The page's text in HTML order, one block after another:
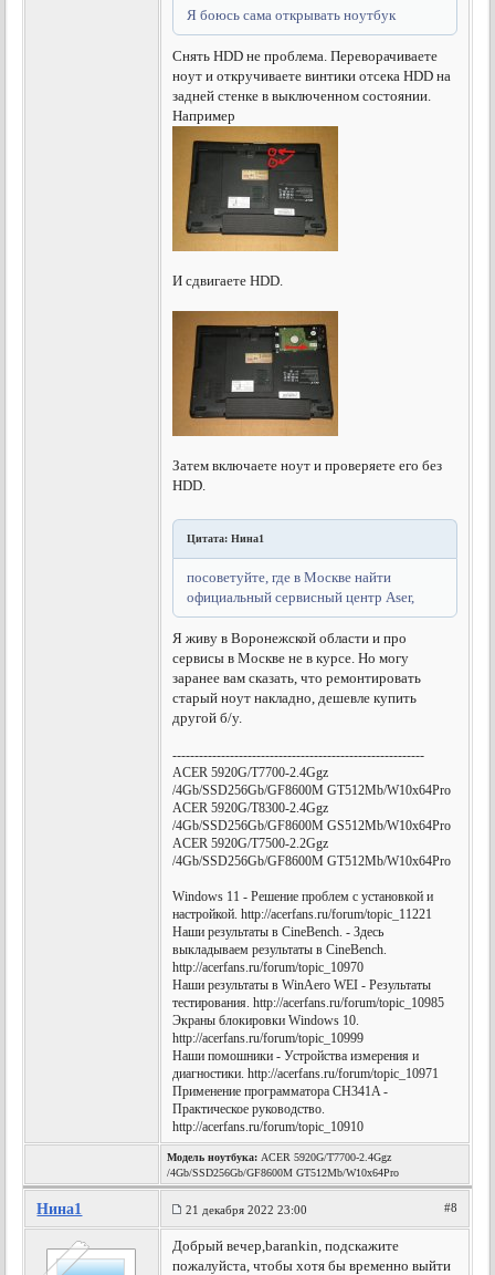
Я боюсь сама открывать ноутбук
Снять HDD не проблема. Переворачиваете
ноут и откручиваете винтики отсека HDD на
задней стенке в выключенном состоянии.
Например
И сдвигаете HDD.
Затем включаете ноут и проверяете его без
HDD.
Цитата: Нина1
посоветуйте, где в Москве найти
официальный сервисный центр Aser,
Я живу в Воронежской области и про
сервисы в Москве не в курсе. Но могу
заранее вам сказать, что ремонтировать
старый ноут накладно, дешевле купить
другой б/у.
---------------------------------------------------------
ACER 5920G/T7700-2.4Ggz
/4Gb/SSD256Gb/GF8600M GT512Mb/W10x64Pro
ACER 5920G/T8300-2.4Ggz
/4Gb/SSD256Gb/GF8600M GS512Mb/W10x64Pro
ACER 5920G/T7500-2.2Ggz
/4Gb/SSD256Gb/GF8600M GT512Mb/W10x64Pro
Windows 11 - Решение проблем с установкой и
настройкой. http://acerfans.ru/forum/topic_11221
Наши результаты в CineBench. - Здесь
выкладываем результаты в CineBench.
http://acerfans.ru/forum/topic_10970
Наши результаты в WinAero WEI - Результаты
тестирования. http://acerfans.ru/forum/topic_10985
Экраны блокировки Windows 10.
http://acerfans.ru/forum/topic_10999
Наши помошники - Устройства измерения и
диагностики. http://acerfans.ru/forum/topic_10971
Применение программатора CH341A -
Практическое руководство.
http://acerfans.ru/forum/topic_10910
Модель ноутбука: ACER 5920G/T7700-2.4Ggz
/4Gb/SSD256Gb/GF8600M GT512Mb/W10x64Pro
Нина1 21 декабря 2022 23:00 #8
Добрый вечер,barankin, подскажите
пожалуйста, чтобы хотя бы временно выйти